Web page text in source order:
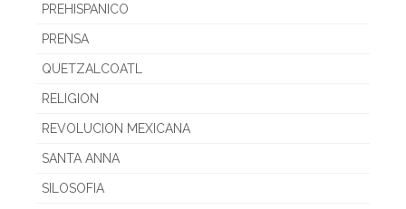
PREHISPANICO
PRENSA
QUETZALCOATL
RELIGION
REVOLUCION MEXICANA
SANTA ANNA
SILOSOFIA